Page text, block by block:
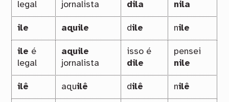
legal
jornalista
dila
nila
ile aquile dile nile
ile é
legal
aquile
jornalista
isso é
dile
pensei
nile
ilê aquilê dilê nilê